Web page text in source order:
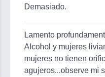
Demasiado.
Lamento
Alcohol y mujeres
mujeres no tienen
agujeros...observe mi